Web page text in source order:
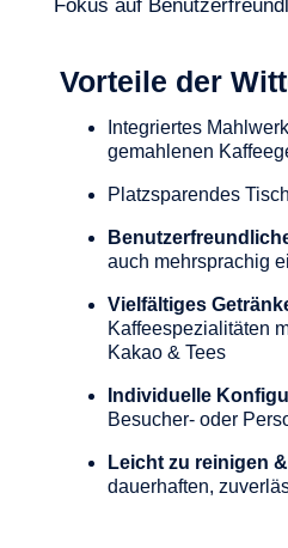
Fokus auf
Vorteile der
Integriertes
gemahlenen
Platzsparendes
auch mehrsprachig
Vielfältiges
Kaffeespezialitäten
Kakao & Tees
Individuelle
Besucher- oder
Leicht zu reinigen
dauerhaften,